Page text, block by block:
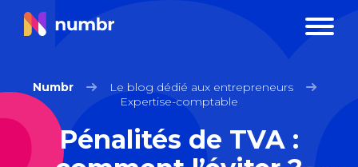
Numbr
Le blog dédié aux entrepreneurs
Expertise-comptable
Pénalités de TVA :